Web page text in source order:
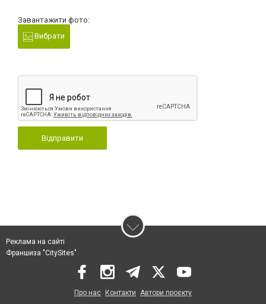
Завантажити фото:
Вибрати
Відправити
Реклама на сайті
Франшиза "CitySites"
Про нас Контакти Автори проєкту